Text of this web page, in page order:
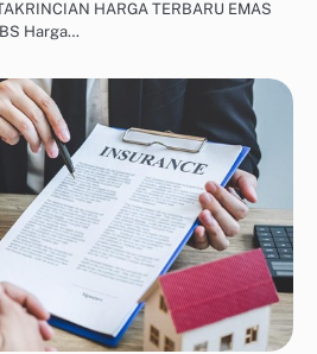
HARGA TERBARU EMAS
Harga…